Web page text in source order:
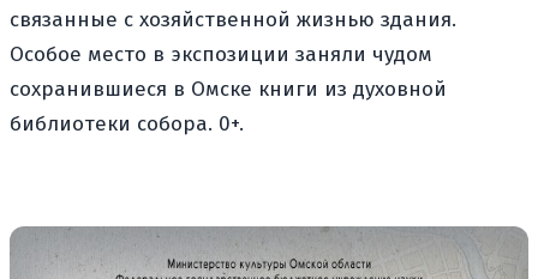
связанные с хозяйственной жизнью здания.
Особое место в экспозиции заняли чудом
сохранившиеся в Омске книги из духовной
библиотеки собора. 0+.